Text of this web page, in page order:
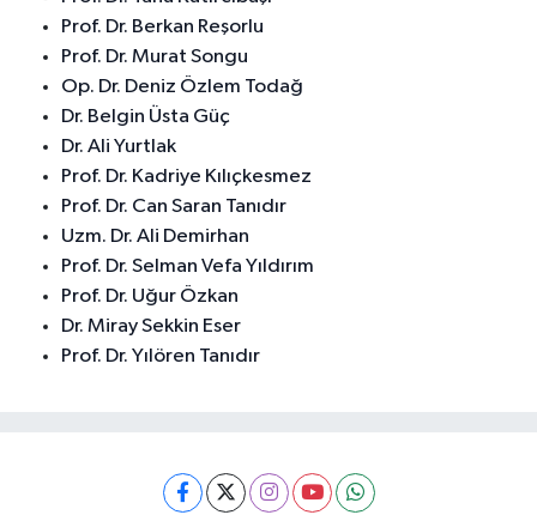
Prof. Dr. Berkan Reşorlu
Prof. Dr. Murat Songu
Op. Dr. Deniz Özlem Todağ
Dr. Belgin Üsta Güç
Dr. Ali Yurtlak
Prof. Dr. Kadriye Kılıçkesmez
Prof. Dr. Can Saran Tanıdır
Uzm. Dr. Ali Demirhan
Prof. Dr. Selman Vefa Yıldırım
Prof. Dr. Uğur Özkan
Dr. Miray Sekkin Eser
Prof. Dr. Yılören Tanıdır